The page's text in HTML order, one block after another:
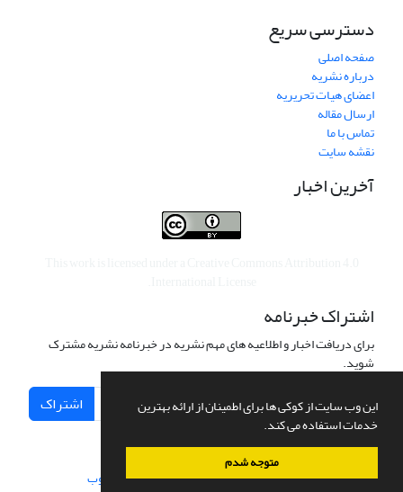
این وب سایت از کوکی ها برای اطمینان از ارائه بهترین
خدمات استفاده می کند.
متوجه شدم
دسترسی سریع
صفحه اصلی
درباره نشریه
اعضای هیات تحریریه
ارسال مقاله
تماس با ما
نقشه سایت
آخرین اخبار
اشتراک خبرنامه
برای دریافت اخبار و اطلاعیه های مهم نشریه در خبرنامه نشریه مشترک
شوید.
اشتراک
سامانه مدیریت نشریات علمی.طراحی و پیاده سازی از سیناوب